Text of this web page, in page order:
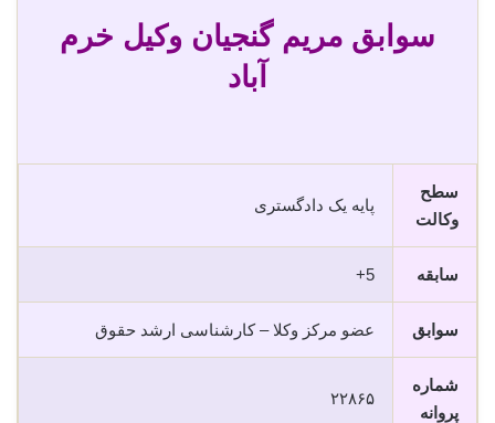
سوابق مریم گنجیان وکیل خرم
آباد
سطح
وکالت
پایه یک دادگستری
سابقه 5+
سوابق عضو مرکز وکلا – کارشناسی ارشد حقوق
شماره
پروانه
۲۲۸۶۵